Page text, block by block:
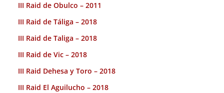
III Raid de Obulco – 2011
III Raid de Táliga – 2018
III Raid de Taliga – 2018
III Raid de Vic – 2018
III Raid Dehesa y Toro – 2018
III Raid El Aguilucho – 2018